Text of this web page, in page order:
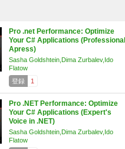
Pro .net Performance: Optimize
Your C# Applications (Professional
Apress)
Sasha Goldshtein,Dima Zurbalev,Ido
Flatow
登録
1
Pro .NET Performance: Optimize
Your C# Applications (Expert's
Voice in .NET)
Sasha Goldshtein,Dima Zurbalev,Ido
Flatow